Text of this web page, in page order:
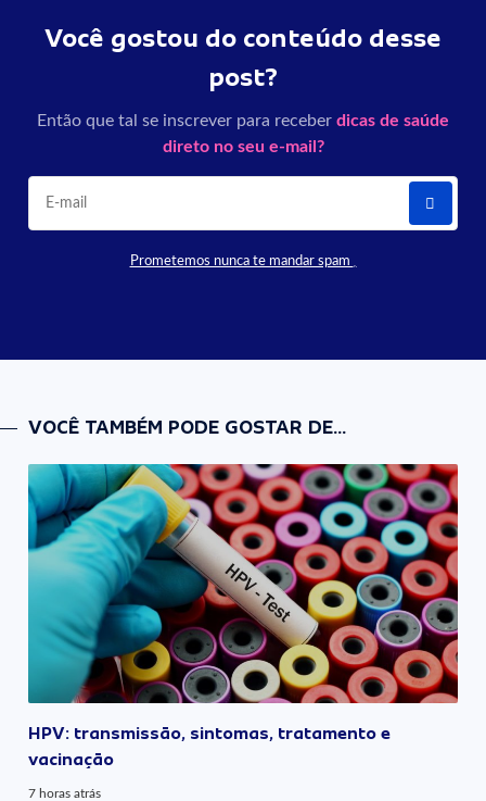
Você gostou do conteúdo desse
post?
Então que tal se inscrever para receber dicas de saúde
direto no seu e-mail?
Prometemos nunca te mandar spam
VOCÊ TAMBÉM PODE GOSTAR DE...
HPV: transmissão, sintomas, tratamento e
vacinação
7 horas atrás